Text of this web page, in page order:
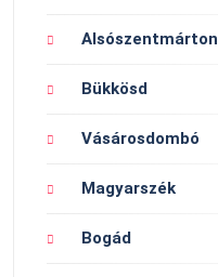
Alsószentmárton
Bükkösd
Vásárosdombó
Magyarszék
Bogád